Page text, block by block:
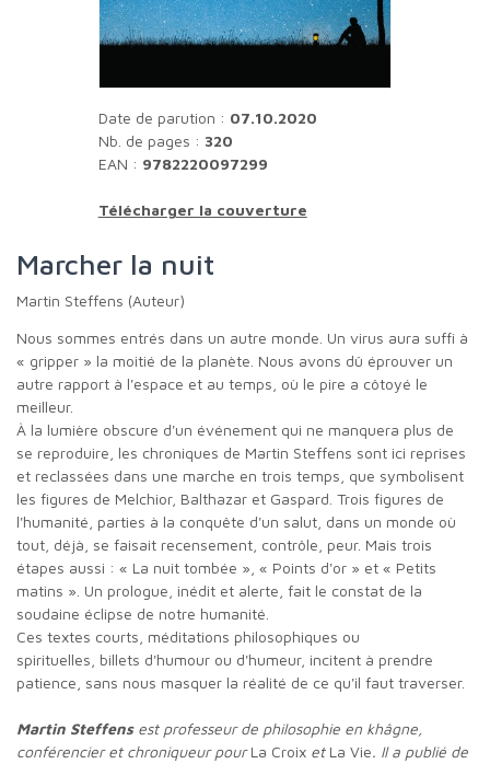
Date de parution : 07.10.2020
Nb. de pages : 320
EAN : 9782220097299
Télécharger la couverture
Marcher la nuit
Martin Steffens (Auteur)
Nous sommes entrés dans un autre monde. Un virus aura suffi à
« gripper » la moitié de la planète. Nous avons dû éprouver un
autre rapport à l'espace et au temps, où le pire a côtoyé le
meilleur.
À la lumière obscure d'un événement qui ne manquera plus de
se reproduire, les chroniques de Martin Steffens sont ici reprises
et reclassées dans une marche en trois temps, que symbolisent
les figures de Melchior, Balthazar et Gaspard. Trois figures de
l'humanité, parties à la conquête d'un salut, dans un monde où
tout, déjà, se faisait recensement, contrôle, peur. Mais trois
étapes aussi : « La nuit tombée », « Points d'or » et « Petits
matins ». Un prologue, inédit et alerte, fait le constat de la
soudaine éclipse de notre humanité.
Ces textes courts, méditations philosophiques ou
spirituelles, billets d'humour ou d'humeur, incitent à prendre
patience, sans nous masquer la réalité de ce qu'il faut traverser.
Martin Steffens est professeur de philosophie en khâgne,
conférencier et chroniqueur pourLa Croix et La Vie. Il a publié de